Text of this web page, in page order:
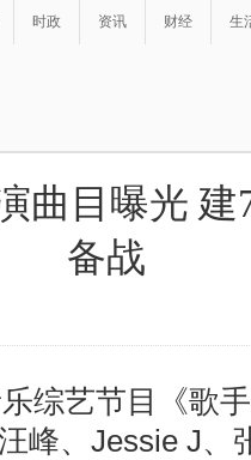
时政 资讯 财经 生
曲目曝光 建
备战
综艺节目《歌
峰、Jessie J、